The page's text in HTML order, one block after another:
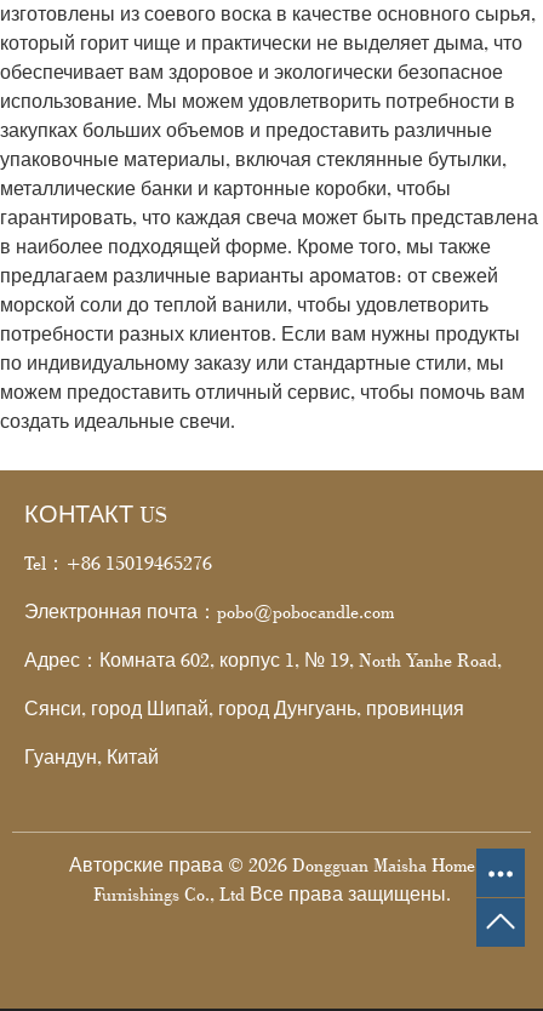
изготовлены из соевого воска в качестве основного сырья,
который горит чище и практически не выделяет дыма, что
обеспечивает вам здоровое и экологически безопасное
использование. Мы можем удовлетворить потребности в
закупках больших объемов и предоставить различные
упаковочные материалы, включая стеклянные бутылки,
металлические банки и картонные коробки, чтобы
гарантировать, что каждая свеча может быть представлена
в наиболее подходящей форме. Кроме того, мы также
предлагаем различные варианты ароматов: от свежей
морской соли до теплой ванили, чтобы удовлетворить
потребности разных клиентов. Если вам нужны продукты
по индивидуальному заказу или стандартные стили, мы
можем предоставить отличный сервис, чтобы помочь вам
создать идеальные свечи.
КОНТАКТ US
Tel：+86 15019465276
Электронная почта：pobo@pobocandle.com
Адрес：Комната 602, корпус 1, № 19, North Yanhe Road,
Сянси, город Шипай, город Дунгуань, провинция
Гуандун, Китай
Авторские права © 2026 Dongguan Maisha Home
Furnishings Co., Ltd Все права защищены.